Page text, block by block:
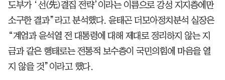
도부가 ‘선(先)결집 전략’이라는 이름으로 강성 지지층에만
소구한 결과”라고 분석했다. 윤태곤 더모아정치분석 실장은
“계엄과 윤석열 전 대통령에 대해 제대로 정리하지 않는 지
금과 같은 행태로는 전통적 보수층이 국민의힘에 마음을 열
지 않을 것”이라고 했다.